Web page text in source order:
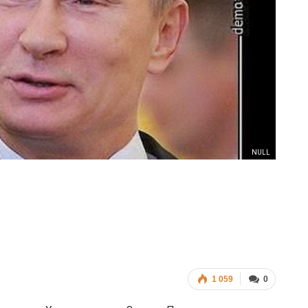
NULL
0
1 059
ФОТО
В Берлине отпраздновали
легализацию гей-браков